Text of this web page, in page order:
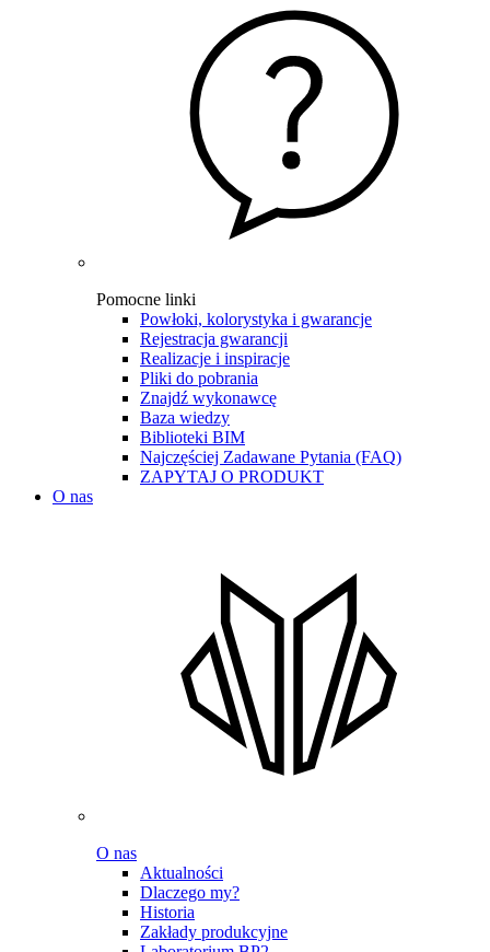
Pomocne linki
Powłoki, kolorystyka i gwarancje
Rejestracja gwarancji
Realizacje i inspiracje
Pliki do pobrania
Znajdź wykonawcę
Baza wiedzy
Biblioteki BIM
Najczęściej Zadawane Pytania (FAQ)
ZAPYTAJ O PRODUKT
O nas
O nas
Aktualności
Dlaczego my?
Historia
Zakłady produkcyjne